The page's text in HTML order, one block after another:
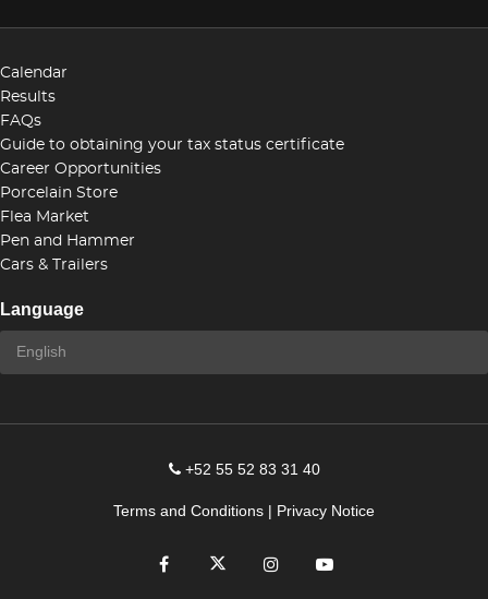
Calendar
Results
FAQs
Guide to obtaining your tax status certificate
Career Opportunities
Porcelain Store
Flea Market
Pen and Hammer
Cars & Trailers
Language
+52 55 52 83 31 40
Terms and Conditions | Privacy Notice